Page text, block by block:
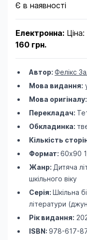
Є в наявності
Електронна: Ціна:
160 грн.
Автор: Фелікс
Мова видання:
Мова оригіналу:
Перекладач:
Обкладинка:
Кількість
Формат: 60х90
Жанр: Дитяча
шкільного віку
Серія: Шкільна
літератури
Рік видання:
ISBN: 978-617-